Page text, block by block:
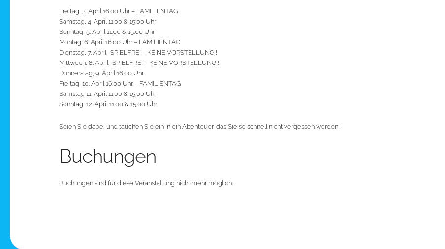
Freitag, 3. April 16:00 Uhr – FAMILIENTAG
Samstag, 4. April 11:00 & 15:00 Uhr
Sonntag, 5. April 11:00 & 15:00 Uhr
Montag, 6. April 16:00 Uhr – FAMILIENTAG
Dienstag, 7. April- SPIELFREI – KEINE VORSTELLUNG !
Mittwoch, 8. April- SPIELFREI – KEINE VORSTELLUNG !
Donnerstag, 9. April 16:00 Uhr
Freitag, 10. April 16:00 Uhr – FAMILIENTAG
Samstag 11. April 11:00 & 15:00 Uhr
Sonntag, 12. April 11:00 & 15:00 Uhr
Seien Sie dabei und tauchen Sie ein in ein Abenteuer, das Sie so schnell nicht vergessen werden!
Buchungen
Buchungen sind für diese Veranstaltung nicht mehr möglich.